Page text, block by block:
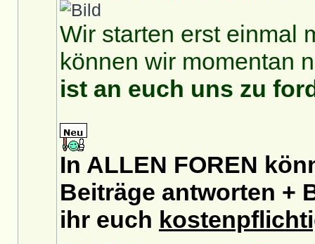
Wir starten erst einmal
können wir momentan
ist an euch uns zu
In ALLEN FOREN
Beiträge antworten +
ihr euch